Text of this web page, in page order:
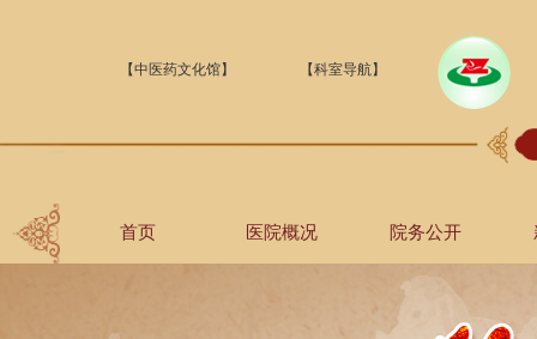
【中医药文化馆】 【科室导航】
首页 医院概况 院务公开